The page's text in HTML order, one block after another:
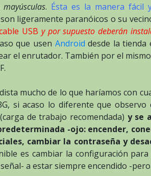
. Ésta es la manera fácil
ligeramente paranóicos o su
USB y por supuesto deberán
que usen Android desde la tienda
el enrutador. También por el mismo
mucho de lo que haríamos con
si acaso lo diferente que observo
de trabajo recomendada) y se
-ojo: encender,
cambiar la contraseña y
es cambiar la configuración
a estar siempre encendido -